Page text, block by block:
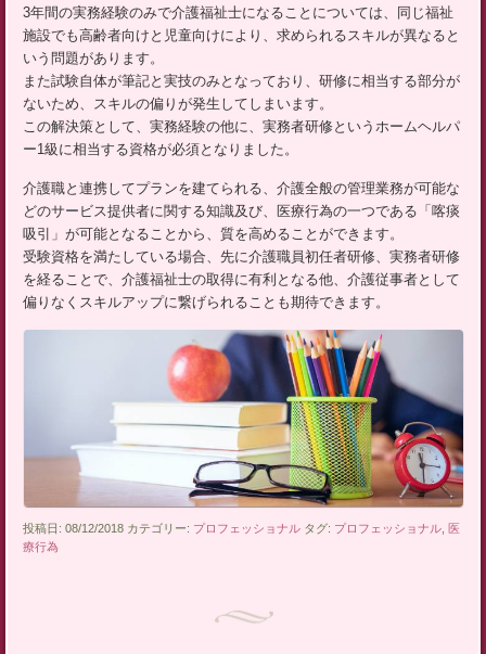
3年間の実務経験のみで介護福祉士になることについては、同じ福祉
施設でも高齢者向けと児童向けにより、求められるスキルが異なると
いう問題があります。
また試験自体が筆記と実技のみとなっており、研修に相当する部分が
ないため、スキルの偏りが発生してしまいます。
この解決策として、実務経験の他に、実務者研修というホームヘルパ
ー1級に相当する資格が必須となりました。
介護職と連携してプランを建てられる、介護全般の管理業務が可能な
どのサービス提供者に関する知識及び、医療行為の一つである「喀痰
吸引」が可能となることから、質を高めることができます。
受験資格を満たしている場合、先に介護職員初任者研修、実務者研修
を経ることで、介護福祉士の取得に有利となる他、介護従事者として
偏りなくスキルアップに繋げられることも期待できます。
投稿日: 08/12/2018 カテゴリー: プロフェッショナル タグ: プロフェッショナル
医
療行為